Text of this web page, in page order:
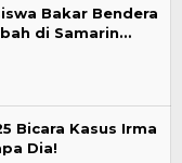
Bakar Bendera
di Samarin…
Bicara Kasus Irma
Dia!